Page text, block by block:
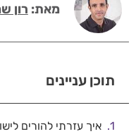
מאת: רון
תוכן עניינים
איך עזרתי להורים